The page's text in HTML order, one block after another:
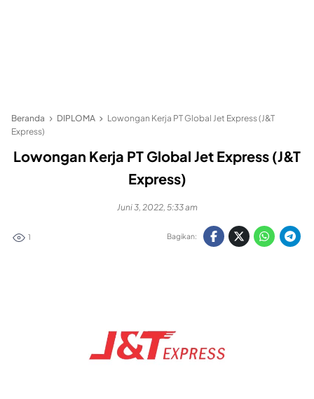
Beranda DIPLOMA
Lowongan Kerja PT Global Jet Express (J&T
Express)
Lowongan Kerja PT Global Jet Express (J&T
Express)
Juni 3, 2022, 5:33 am
1 Bagikan: